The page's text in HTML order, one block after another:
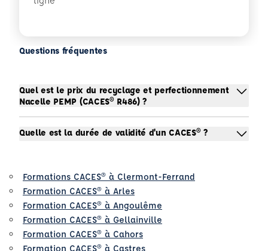
Questions fréquentes
Quel est le prix du recyclage et perfectionnement
Nacelle PEMP (CACES® R486) ?
Quelle est la durée de validité d'un CACES® ?
Formations CACES® à Clermont-Ferrand
Formation CACES® à Arles
Formation CACES® à Angoulême
Formation CACES® à Gellainville
Formation CACES® à Cahors
Formation CACES® à Castres